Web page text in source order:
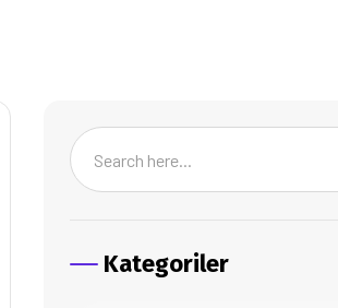
Kategoriler